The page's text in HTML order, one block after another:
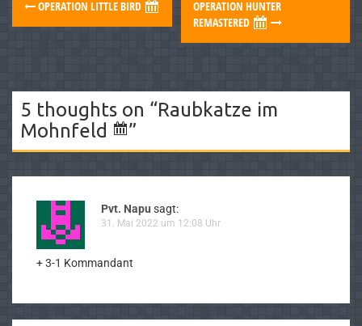
OPERATION LITTLE BIRD
OPERATION HUNTER
REMASTERED
5 thoughts on “Raubkatze im
Mohnfeld
”
Pvt. Napu sagt:
31. Mai 2022 um 12:08 Uhr
+ 3-1 Kommandant